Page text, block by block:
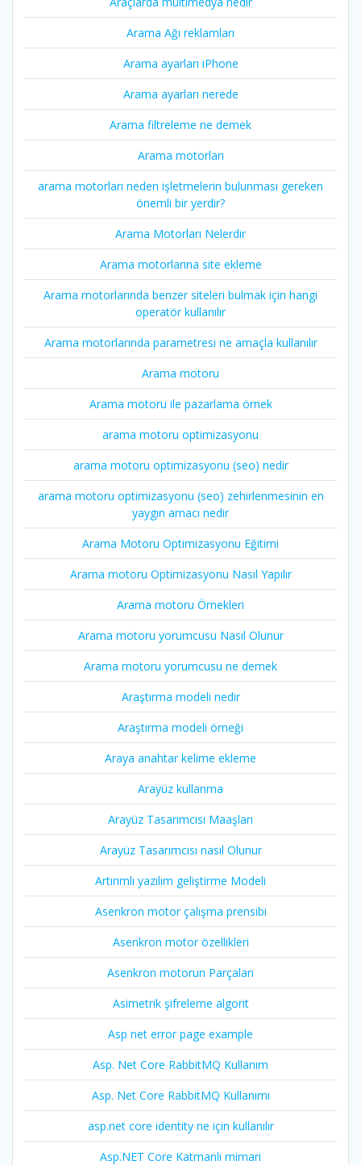
Arama Ağı reklamları
Arama ayarları iPhone
Arama ayarları nerede
Arama filtreleme ne demek
Arama motorları
arama motorları neden işletmelerin bulunması gereken
önemli bir yerdir?
Arama Motorları Nelerdir
Arama motorlarına site ekleme
Arama motorlarında benzer siteleri bulmak için hangi
operatör kullanılır
Arama motorlarında parametresi ne amaçla kullanılır
Arama motoru
Arama motoru ile pazarlama örnek
arama motoru optimizasyonu
arama motoru optimizasyonu (seo) nedir
arama motoru optimizasyonu (seo) zehirlenmesinin en
yaygın amacı nedir
Arama Motoru Optimizasyonu Eğitimi
Arama motoru Optimizasyonu Nasıl Yapılır
Arama motoru Örnekleri
Arama motoru yorumcusu Nasıl Olunur
Arama motoru yorumcusu ne demek
Araştırma modeli nedir
Araştırma modeli örneği
Araya anahtar kelime ekleme
Arayüz kullanma
Arayüz Tasarımcısı Maaşları
Arayüz Tasarımcısı nasıl Olunur
Artırımlı yazılım geliştirme Modeli
Asenkron motor çalışma prensibi
Asenkron motor özellikleri
Asenkron motorun Parçaları
Asimetrik şifreleme algorit
Asp net error page example
Asp. Net Core RabbitMQ Kullanım
Asp. Net Core RabbitMQ Kullanımı
asp.net core identity ne için kullanılır
Asp.NET Core Katmanlı mimari